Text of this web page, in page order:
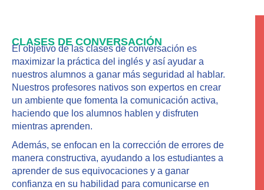
CLASES DE CONVERSACIÓN
El objetivo de las clases de conversación es
maximizar la práctica del inglés y así ayudar a
nuestros alumnos a ganar más seguridad al hablar.
Nuestros profesores nativos son expertos en crear
un ambiente que fomenta la comunicación activa,
haciendo que los alumnos hablen y disfruten
mientras aprenden.
Además, se enfocan en la corrección de errores de
manera constructiva, ayudando a los estudiantes a
aprender de sus equivocaciones y a ganar
confianza en su habilidad para comunicarse en